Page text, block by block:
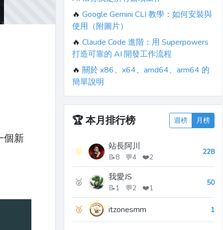
個新
🔥 Google Gemini CLI 教學：如何安裝與
使用（附圖片）
🔥 Claude Code 進階：用 Superpowers
打造可靠的 AI 開發工作流程
🔥 關於 x86、x64、amd64、arm64 的
簡單說明
🏆本月排行榜 週榜 月榜
🥇 站長阿川
📝8 💬4 ❤️2
228
🥈 我愛JS
📝1 💬2 ❤️1
50
🥉 itzonesmm 1